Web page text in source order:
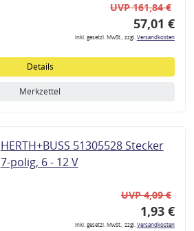
UVP 161,84 €
57,01 €
inkl. gesetzl. MwSt., zzgl.Versandkosten
Details
Merkzettel
HERTH+BUSS 51305528 Stecker
7-polig, 6 - 12 V
UVP 4,09 €
1,93 €
inkl. gesetzl. MwSt., zzgl.Versandkosten